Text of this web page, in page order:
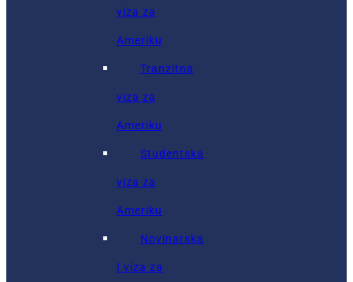
viza za
Ameriku
Tranzitna
viza za
Ameriku
Studentska
viza za
Ameriku
Novinarska
I viza za